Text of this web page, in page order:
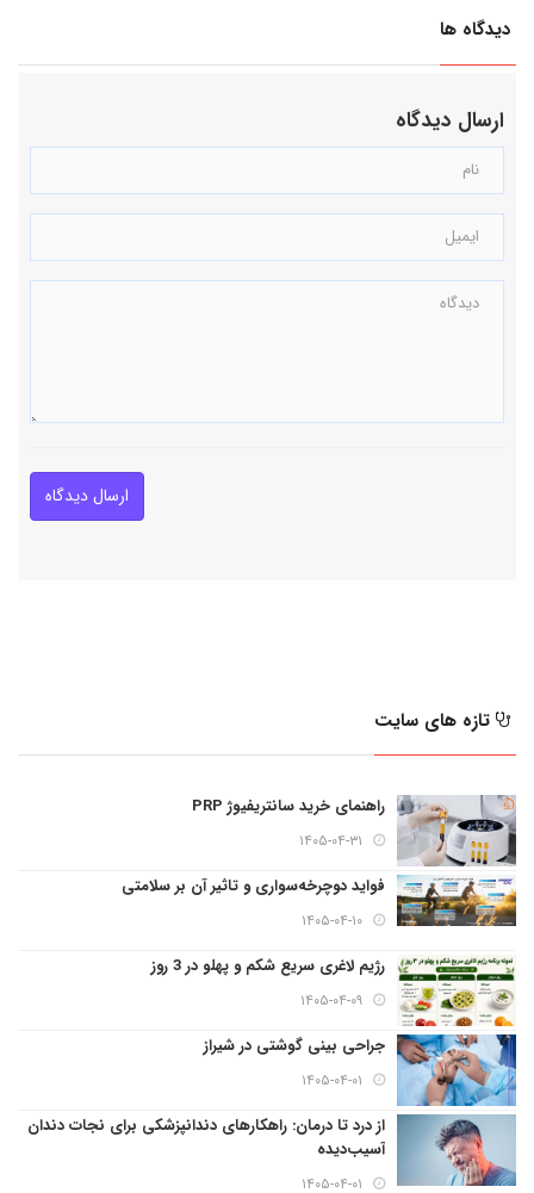
دیدگاه ها
ارسال دیدگاه
ارسال دیدگاه
تازه های سایت
راهنمای خرید سانتریفیوژ PRP
۱۴۰۵-۰۴-۳۱
فواید دوچرخه‌سواری و تاثیر آن بر سلامتی
۱۴۰۵-۰۴-۱۰
رژیم لاغری سریع شکم و پهلو در 3 روز
۱۴۰۵-۰۴-۰۹
جراحی بینی گوشتی در شیراز
۱۴۰۵-۰۴-۰۱
از درد تا درمان: راهکارهای دندانپزشکی برای نجات دندان
آسیب‌دیده
۱۴۰۵-۰۴-۰۱